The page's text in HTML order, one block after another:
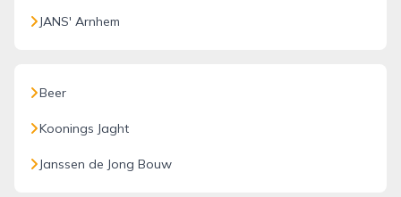
JANS' Arnhem
Beer
Koonings Jaght
Janssen de Jong Bouw